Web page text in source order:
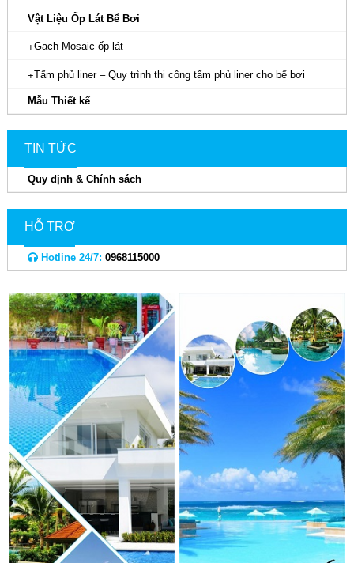
Vật Liệu Ốp Lát Bể Bơi
Gạch Mosaic ốp lát
Tấm phủ liner – Quy trình thi công tấm phủ liner cho bể bơi
Mẫu Thiết kế
TIN TỨC
Quy định & Chính sách
HỖ TRỢ
Hotline 24/7: 0968115000